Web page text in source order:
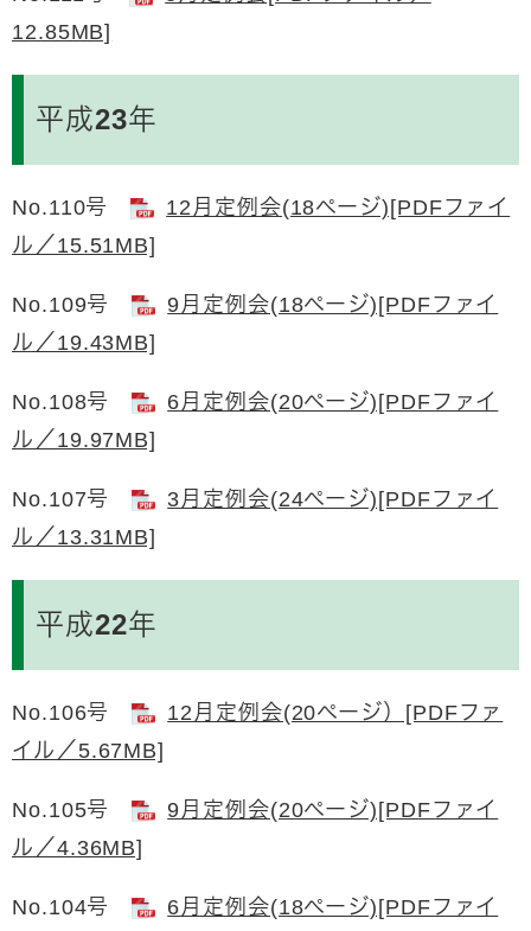
12.85MB]
平成23年
No.110号
12月定例会(18ページ)[PDFファイ
ル／15.51MB]
No.109号
9月定例会(18ページ)[PDFファイ
ル／19.43MB]
No.108号
6月定例会(20ページ)[PDFファイ
ル／19.97MB]
No.107号
3月定例会(24ページ)[PDFファイ
ル／13.31MB]
平成22年
No.106号
12月定例会(20ページ）[PDFファ
イル／5.67MB]
No.105号
9月定例会(20ページ)[PDFファイ
ル／4.36MB]
No.104号
6月定例会(18ページ)[PDFファイ